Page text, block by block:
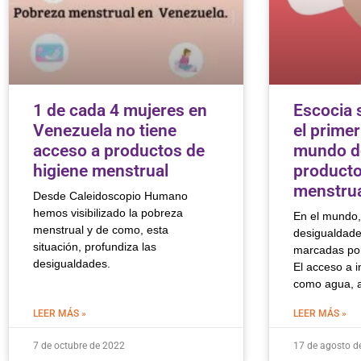
1 de cada 4 mujeres en
Venezuela no tiene
acceso a productos de
higiene menstrual
Desde Caleidoscopio Humano
hemos visibilizado la pobreza
menstrual y de como, esta
situación, profundiza las
desigualdades.
LEER MÁS »
7 de octubre de 2022
Escocia
el
mundo
En el
marcadas
El acceso a
como agua,
LEER MÁS »
17 de agosto